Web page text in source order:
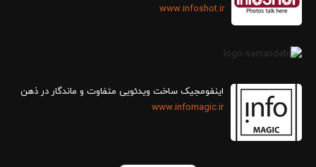
www.infoshot.ir
اینفومجیک ساخت ویدئویی متفاوت و ماندگار در ذهن
www.infomagic.ir